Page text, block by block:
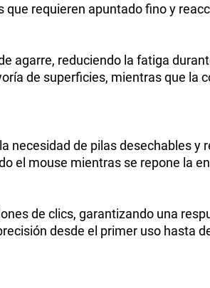
requieren apuntado fino y
agarre, reduciendo la fatiga
de superficies, mientras que la
necesidad de pilas desechables y
el mouse mientras se repone la
de clics, garantizando una
desde el primer uso hasta